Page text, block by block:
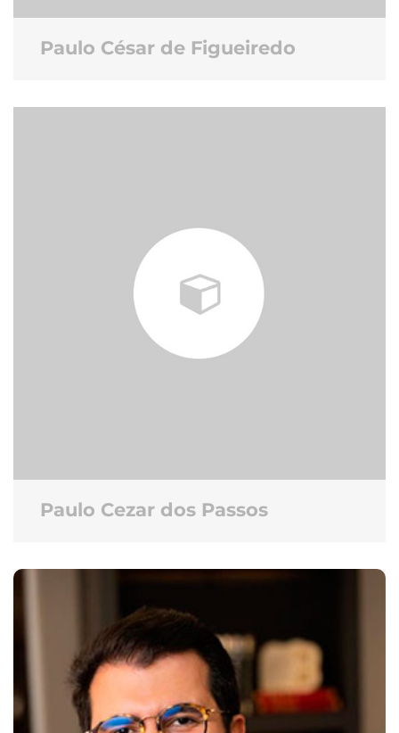
Paulo César de Figueiredo
Paulo Cezar dos Passos